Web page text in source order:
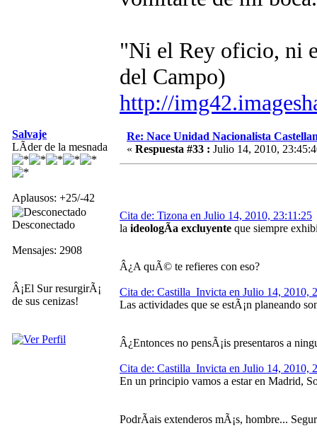
"Ni el Rey oficio, ni
del Campo)
http://
Salvaje
LÃ­der de la mesnada
Aplausos: +25/-42
Desconectado
Mensajes: 2908
Â¡El Sur resurgirÃ¡
de sus cenizas!
Re: Nace Unidad Nacionalista
« Respuesta #33 : Julio 14, 2010,
Cita de: Tizona en Julio 14, 2010, 23:11:25
la ideologÃ­a excluyente que siempre
Â¿A quÃ© te refieres con eso?
Cita de: Castilla_Invicta en Julio 14, 2010,
Las actividades que se estÃ¡n planeando
Â¿Entonces no pensÃ¡is presentaros a
Cita de: Castilla_Invicta en Julio 14, 2010,
En un principio vamos a estar en Madrid,
PodrÃ­ais extenderos mÃ¡s, hombre...